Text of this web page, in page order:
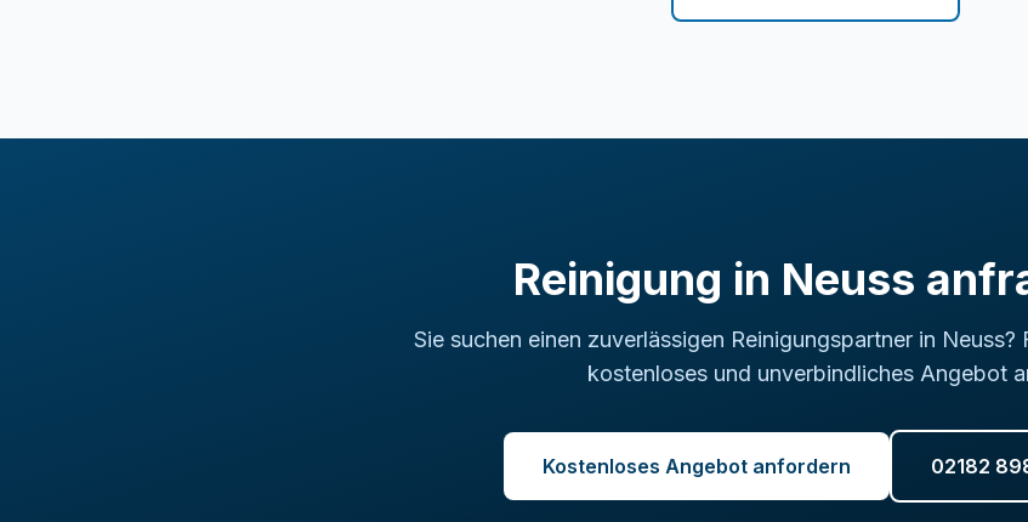
Reinigung in Neuss
Sie suchen einen zuverlässigen Reinigungspartner in Neuss?
kostenloses und unverbindliches Angebot
Kostenloses Angebot anfordern 02182